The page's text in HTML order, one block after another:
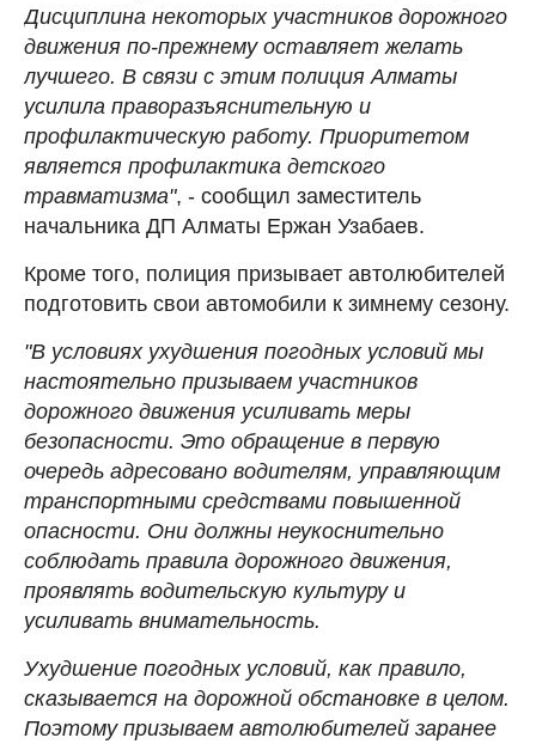
Дисциплина некоторых участников дорожного
движения по-прежнему оставляет желать
лучшего. В связи с этим полиция Алматы
усилила праворазъяснительную и
профилактическую работу. Приоритетом
является профилактика детского
травматизма", - сообщил заместитель
начальника ДП Алматы Ержан Узабаев.
Кроме того, полиция призывает автолюбителей
подготовить свои автомобили к зимнему сезону.
"В условиях ухудшения погодных условий мы
настоятельно призываем участников
дорожного движения усиливать меры
безопасности. Это обращение в первую
очередь адресовано водителям, управляющим
транспортными средствами повышенной
опасности. Они должны неукоснительно
соблюдать правила дорожного движения,
проявлять водительскую культуру и
усиливать внимательность.
Ухудшение погодных условий, как правило,
сказывается на дорожной обстановке в целом.
Поэтому призываем автолюбителей заранее